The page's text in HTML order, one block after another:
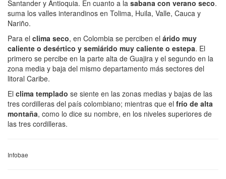
Santander y Antioquia. En cuanto a la sabana con verano seco.
suma los valles interandinos en Tolima, Huila, Valle, Cauca y
Nariño.
Para el clima seco, en Colombia se perciben el árido muy
caliente o desértico y semiárido muy caliente o estepa. El
primero se percibe en la parte alta de Guajira y el segundo en la
zona media y baja del mismo departamento más sectores del
litoral Caribe.
El clima templado se siente en las zonas medias y bajas de las
tres cordilleras del país colombiano; mientras que el frío de alta
montaña, como lo dice su nombre, en los niveles superiores de
las tres cordilleras.
Infobae